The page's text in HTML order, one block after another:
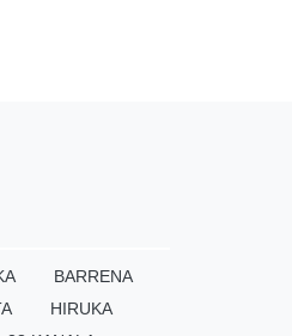
BARRENA
HIRUKA